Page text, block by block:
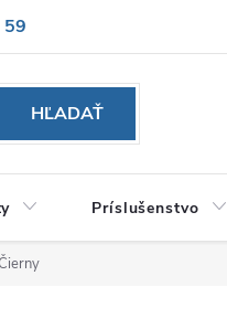
HĽADAŤ
Príslušenstvo